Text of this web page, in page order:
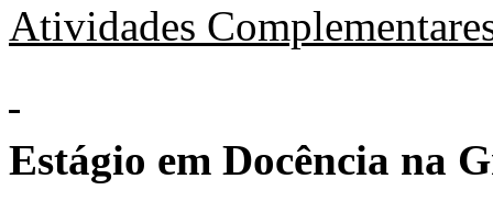
Atividades
Estágio em Docência na